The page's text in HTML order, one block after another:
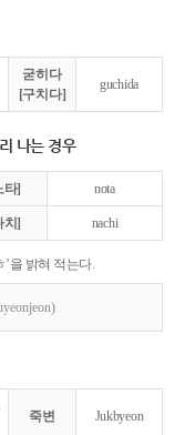
굳히다
[구치다]
guchida
나는 경우
타] nota
치] nachi
’을 밝혀 적는다.
죽변 Jukbyeon